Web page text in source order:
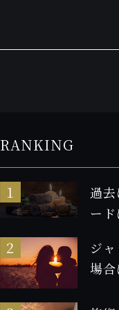
RANKING
過
ード
ジ
場合